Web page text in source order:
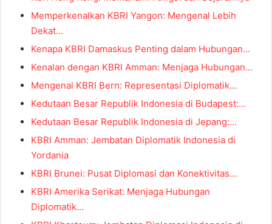
Memperkenalkan KBRI Yangon: Mengenal Lebih
Dekat…
Kenapa KBRI Damaskus Penting dalam Hubungan…
Kenalan dengan KBRI Amman: Menjaga Hubungan…
Mengenal KBRI Bern: Representasi Diplomatik…
Kedutaan Besar Republik Indonesia di Budapest:…
Kedutaan Besar Republik Indonesia di Jepang:…
KBRI Amman: Jembatan Diplomatik Indonesia di
Yordania
KBRI Brunei: Pusat Diplomasi dan Konektivitas…
KBRI Amerika Serikat: Menjaga Hubungan
Diplomatik…